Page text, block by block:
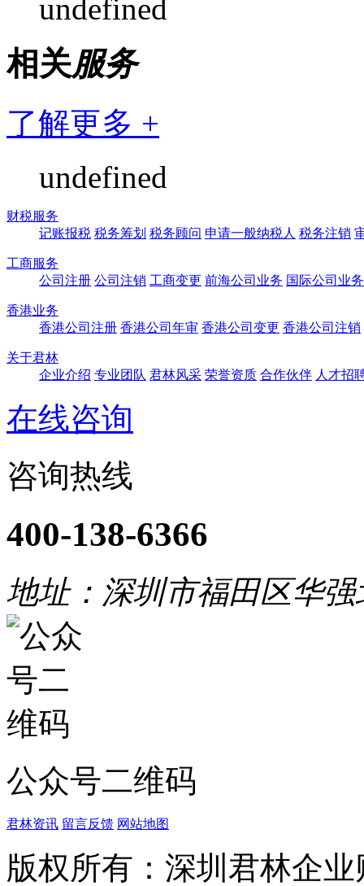
undefined
相关服务
了解更多 +
undefined
财税服务
记账报税 税务筹划 税务顾问 申请一般纳税人 税务注销
工商服务
公司注册 公司注销 工商变更 前海公司业务 国际公司业务
香港业务
香港公司注册 香港公司年审 香港公司变更 香港公司注销
关于君林
企业介绍 专业团队 君林风采 荣誉资质 合作伙伴 人才招
在线咨询
咨询热线
400-138-6366
地址：深圳市福田区华
公众号二维码
君林资讯 留言反馈 网站地图
版权所有：深圳君林企